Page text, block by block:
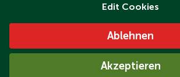
Edit Cookies
Ablehnen
Akzeptieren